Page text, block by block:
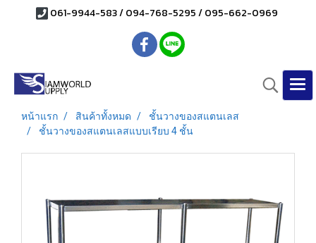
061-9944-583 / 094-768-5295 / 095-662-0969
หน้าแรก สินค้าทั้งหมด
ชั้นวางของสแตนเลส
ชั้นวางของสแตนเลสแบบเรียบ 4 ชั้น